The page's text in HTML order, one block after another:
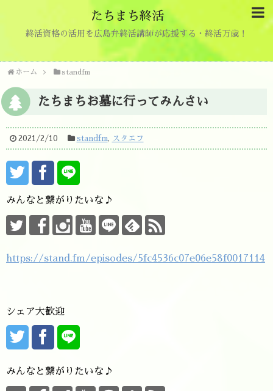
たちまち終活
終活資格の活用を広島弁終活講師が応援する・終活万歳！
ホーム standfm
たちまちお墓に行ってみんさい
2021/2/10 standfm, スタエフ
みんなと繋がりたいな♪
https://stand.fm/episodes/5fc4536c07e06e58f0017114
シェア大歓迎
みんなと繋がりたいな♪